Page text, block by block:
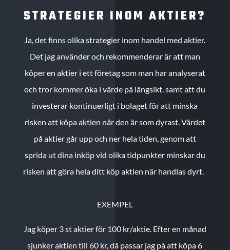
STRATEGIER INOM AKTIER?
Ja, det finns olika strategier inom handel med aktier.
Det jag använder och rekommenderar är att man
köper en aktier i ett företag som man har analyserat
och tror kommer öka i värde på långsikt. samt att du
investerar kontinuerligt i bolaget för att minska
risken att köpa aktien när den är som dyrast. Värdet
på aktier går upp och ner hela tiden, genom att
sprida ut dina inköp vid olika tidpunkter minskar du
risken att göra hela ditt köp aktien när handlas dyrt.
EXEMPEL
Jag köper 3 st aktier för 100 kr/aktie. Efter en månad
sjunker aktien till 60 kr, då passar jag på att köpa 6